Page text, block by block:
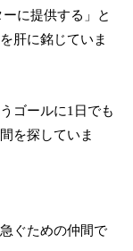
に提供する」と
肝に銘じていま
ゴールに1日でも
を探していま
ぐための仲間で